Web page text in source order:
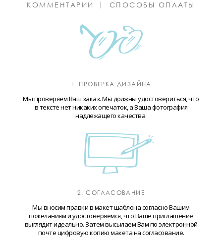
КОММЕНТАРИИ
СПОСОБЫ ОПЛАТЫ
1. ПРОВЕРКА ДИЗАЙНА
Мы проверяем Ваш заказ. Мы должны удостовериться, что
в тексте нет никаких опечаток, а Ваша фотография
надлежащего качества.
2. СОГЛАСОВАНИЕ
Мы вносим правки в макет шаблона согласно Вашим
пожеланиям и удостоверяемся, что Ваше приглашение
выглядит идеально. Затем высылаем Вам по электронной
почте цифровую копию макета на согласование.